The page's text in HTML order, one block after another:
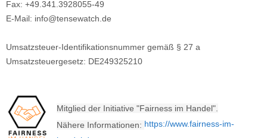
Fax: +49.341.3928055-49
E-Mail: info@tensewatch.de
Umsatzsteuer-Identifikationsnummer gemäß § 27 a
Umsatzsteuergesetz: DE249325210
Mitglied der Initiative "Fairness im Handel".
Nähere Informationen: https://www.fairness-im-